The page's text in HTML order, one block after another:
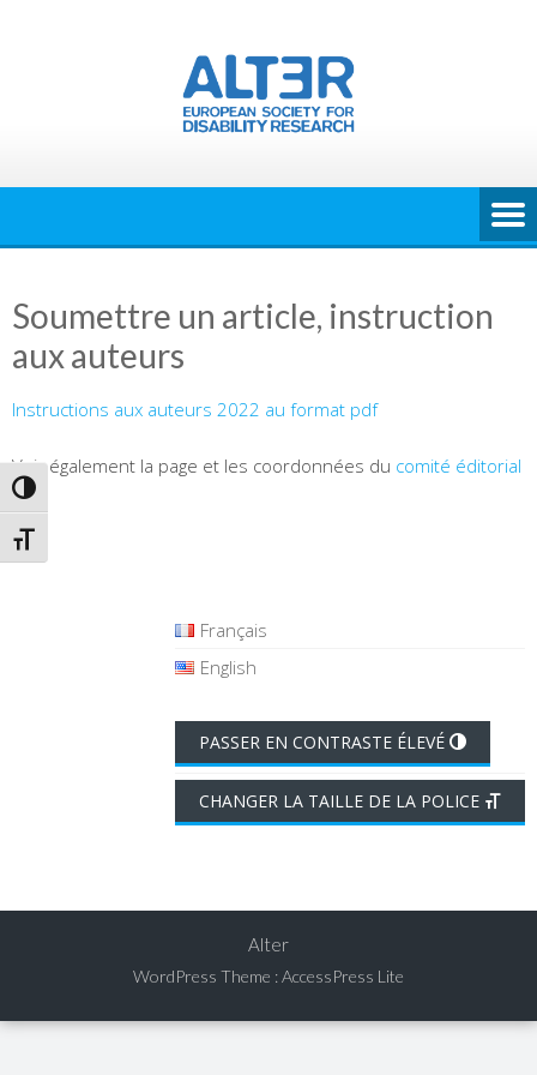
PASSER EN CONTRASTE ÉLEVÉ
CHANGER LA TAILLE DE LA POLICE
Soumettre un article, instruction
aux auteurs
Instructions aux auteurs 2022 au format pdf
Voir également la page et les coordonnées du comité éditorial
Français
English
PASSER EN CONTRASTE ÉLEVÉ
CHANGER LA TAILLE DE LA POLICE
Alter
WordPress Theme :AccessPress Lite